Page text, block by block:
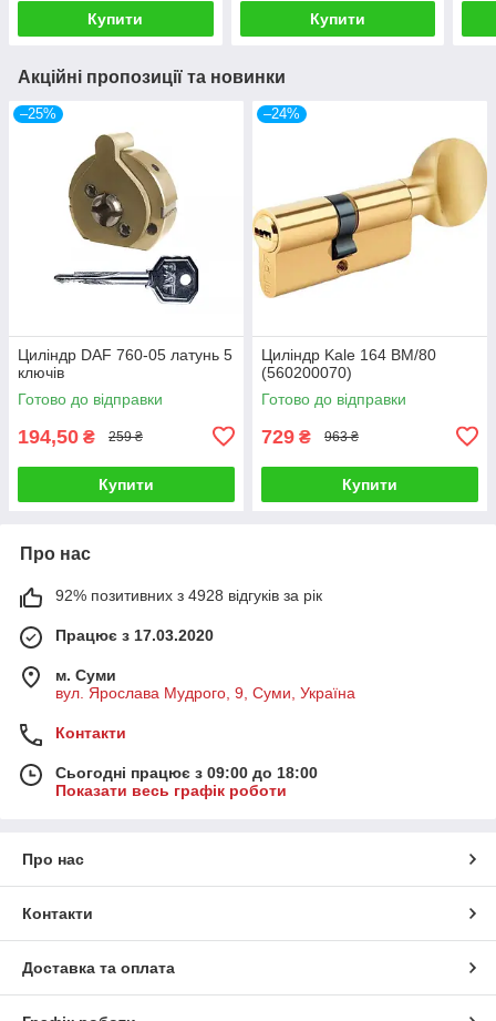
Купити Купити
Акційні пропозиції та новинки
–25%
Циліндр DAF 760-05 латунь 5
ключів
Готово до відправки
194,50 ₴ 259 ₴
Купити
–24%
Циліндр Kale 164 BM/80
(560200070)
Готово до відправки
729 ₴ 963 ₴
Купити
Про нас
92% позитивних з 4928 відгуків за рік
Працює з 17.03.2020
м. Суми
вул. Ярослава Мудрого, 9, Суми, Україна
Контакти
Сьогодні працює з 09:00 до 18:00
Показати весь графік роботи
Про нас
Контакти
Доставка та оплата